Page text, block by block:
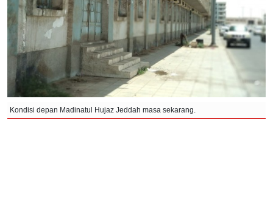
Kondisi depan Madinatul Hujaz Jeddah masa sekarang.